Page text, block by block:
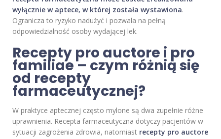
wyłącznie w aptece, w której została wystawiona.
Ogranicza to ryzyko nadużyć i pozwala na pełną
odpowiedzialność osoby wydającej lek.
Recepty pro auctore i pro
familiae – czym różnią się
od recepty
farmaceutycznej?
W praktyce aptecznej często mylone są dwa zupełnie różne
uprawnienia. Recepta farmaceutyczna dotyczy pacjentów w
sytuacji zagrożenia zdrowia, natomiast recepty pro auctore